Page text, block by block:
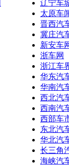
辽宁车
太原车
晋西汽
冀庄汽
新安车
浙车网
浙江车
华东汽
华南汽
西北汽
西南汽
西部车
东北汽
华北汽
长三角
海峡汽